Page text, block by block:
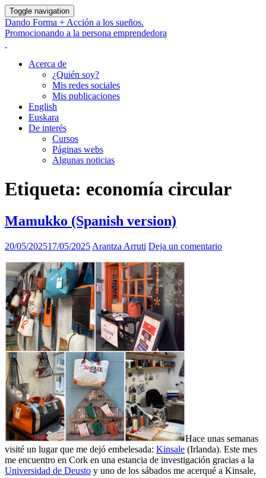
Toggle navigation
Dando Forma + Acción a los sueños.
Promocionando a la persona emprendedora
Acerca de
¿Quién soy?
Mis redes sociales
Mis publicaciones
English
Euskara
De interés
Cursos
Páginas webs
Algunas noticias
Etiqueta: economía circular
Mamukko (Spanish version)
20/05/202517/05/2025 Arantza Arruti Deja un comentario
Hace unas semanas
visité un lugar que me dejó embelesada: Kinsale (Irlanda). Este mes
me encuentro en Cork en una estancia de investigación gracias a la
Universidad de Deusto y uno de los sábados me acerqué a Kinsale,